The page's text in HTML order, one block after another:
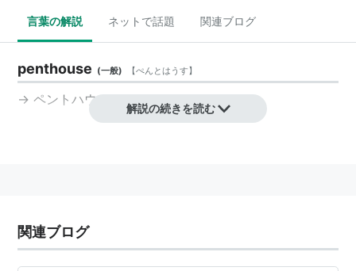
言葉の解説 ネットで話題 関連ブログ
penthouse (一般) 【ぺんとはうす】
→ ペントハウス
解説の続きを読む
関連ブログ